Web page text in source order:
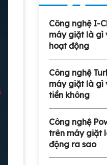
Công nghệ I-
máy giặt là gì
hoạt động
Công nghệ
máy giặt là gì
tiền không
Công nghệ
trên máy giặt
động ra sao